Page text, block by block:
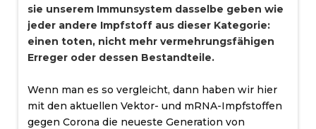
sie unserem Immunsystem dasselbe geben wie
jeder andere Impfstoff aus dieser Kategorie:
einen toten, nicht mehr vermehrungsfähigen
Erreger oder dessen Bestandteile.
Wenn man es so vergleicht, dann haben wir hier
mit den aktuellen Vektor- und mRNA-Impfstoffen
gegen Corona die neueste Generation von